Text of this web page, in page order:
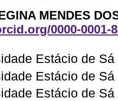
MENDES
0000-0001-
Estácio de Sá
Estácio de Sá
Estácio de Sá